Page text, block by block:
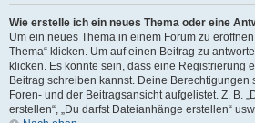
Wie erstelle ich ein neues Thema oder eine
Um ein neues Thema in einem Forum zu
Thema“ klicken. Um auf einen Beitrag zu
klicken. Es könnte sein, dass eine Registrierung
Beitrag schreiben kannst. Deine Berechtigungen
Foren- und der Beitragsansicht aufgelistet. Z. B.
erstellen“, „Du darfst Dateianhänge erstellen“